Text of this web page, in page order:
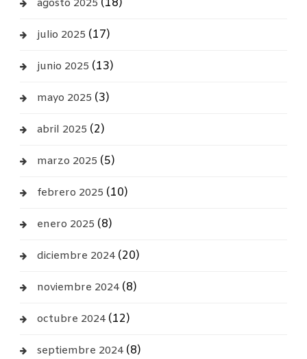
agosto 2025 (18)
julio 2025 (17)
junio 2025 (13)
mayo 2025 (3)
abril 2025 (2)
marzo 2025 (5)
febrero 2025 (10)
enero 2025 (8)
diciembre 2024(20)
noviembre 2024(8)
octubre 2024(12)
septiembre 2024(8)